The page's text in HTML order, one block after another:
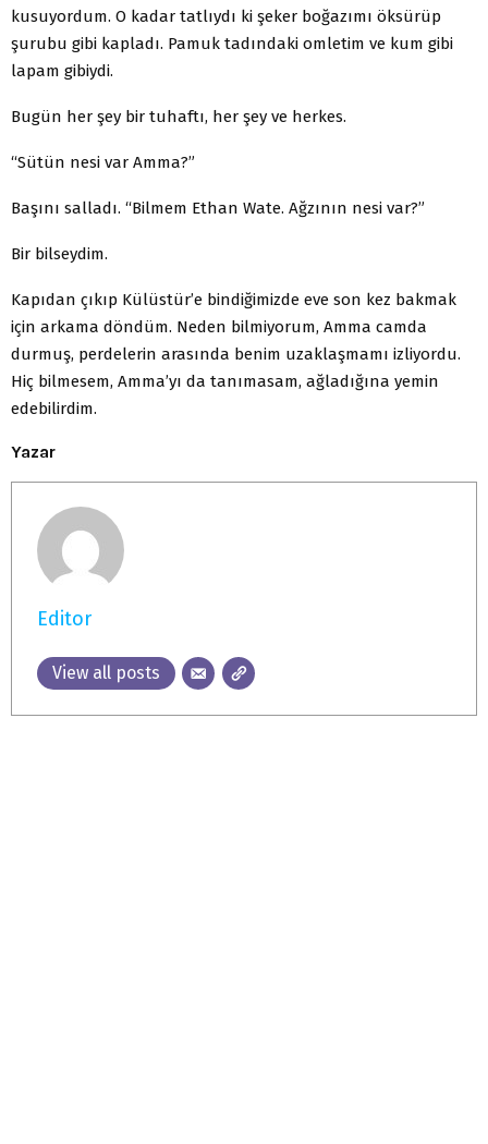
kusuyordum. O kadar tatlıydı ki şeker boğazımı öksürüp
şurubu gibi kapladı. Pamuk tadındaki omletim ve kum gibi
lapam gibiydi.
Bugün her şey bir tuhaftı, her şey ve herkes.
“Sütün nesi var Amma?”
Başını salladı. “Bilmem Ethan Wate. Ağzının nesi var?”
Bir bilseydim.
Kapıdan çıkıp Külüstür’e bindiğimizde eve son kez bakmak
için arkama döndüm. Neden bilmiyorum, Amma camda
durmuş, perdelerin arasında benim uzaklaşmamı izliyordu.
Hiç bilmesem, Amma’yı da tanımasam, ağladığına yemin
edebilirdim.
Yazar
Editor
View all posts